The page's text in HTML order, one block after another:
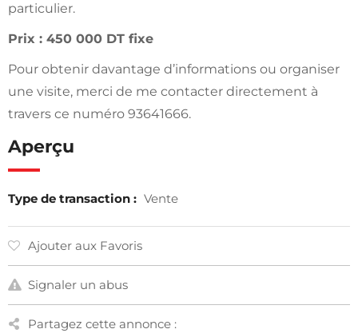
particulier.
Prix : 450 000 DT fixe
Pour obtenir davantage d’informations ou organiser
une visite, merci de me contacter directement à
travers ce numéro 93641666.
Aperçu
Type de transaction : Vente
Ajouter aux Favoris
Signaler un abus
Partagez cette annonce :